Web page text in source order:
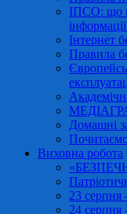
ІПСО: що
Інтернет
Правила
Домашні
Виховна робота
23 серпня
24 серпня